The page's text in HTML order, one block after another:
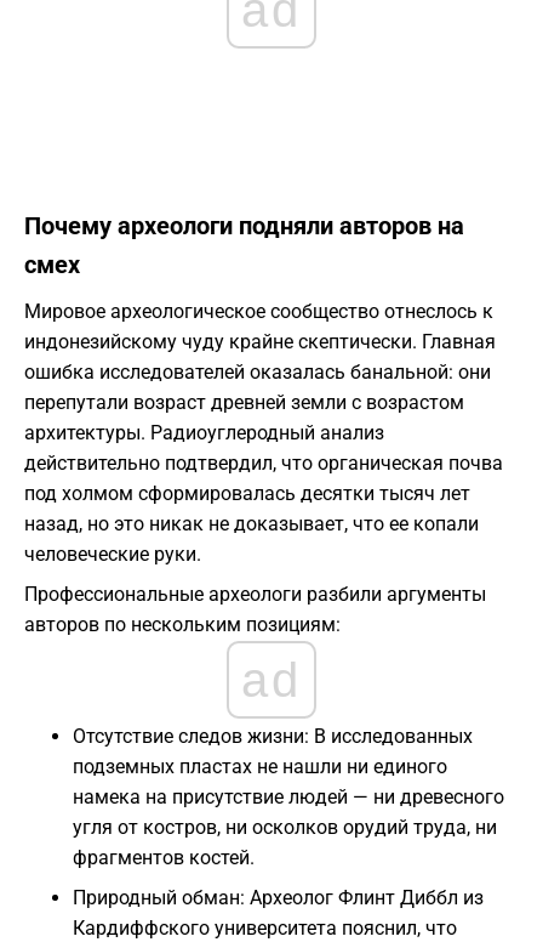
Почему археологи подняли авторов на
смех
Мировое археологическое сообщество отнеслось к
индонезийскому чуду крайне скептически. Главная
ошибка исследователей оказалась банальной: они
перепутали возраст древней земли с возрастом
архитектуры. Радиоуглеродный анализ
действительно подтвердил, что органическая почва
под холмом сформировалась десятки тысяч лет
назад, но это никак не доказывает, что ее копали
человеческие руки.
Профессиональные археологи разбили аргументы
авторов по нескольким позициям:
ad
Отсутствие следов жизни: В исследованных
подземных пластах не нашли ни единого
намека на присутствие людей — ни древесного
угля от костров, ни осколков орудий труда, ни
фрагментов костей.
Природный обман: Археолог Флинт Диббл из
Кардиффского университета пояснил, что